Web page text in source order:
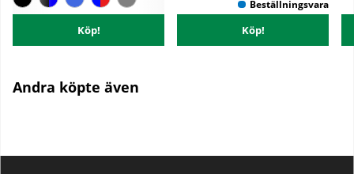
Köp! Köp!
Andra köpte även